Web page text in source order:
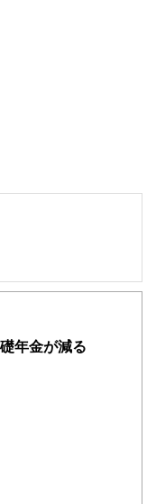
在職中にCFP(R)、社会
労務士法人で介護離職防
たの夢を実現し不安を
個別相談やセミナー講
年金が減る